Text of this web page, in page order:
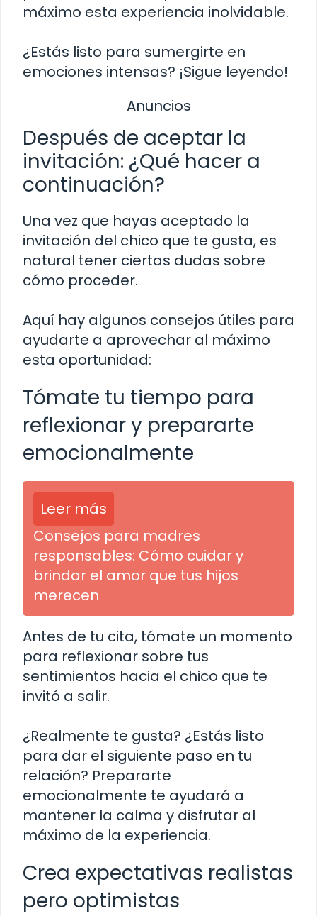
máximo esta experiencia inolvidable.
¿Estás listo para sumergirte en
emociones intensas? ¡Sigue leyendo!
Anuncios
Después de aceptar la
invitación: ¿Qué hacer a
continuación?
Una vez que hayas aceptado la
invitación del chico que te gusta, es
natural tener ciertas dudas sobre
cómo proceder.
Aquí hay algunos consejos útiles para
ayudarte a aprovechar al máximo
esta oportunidad:
Tómate tu tiempo para
reflexionar y prepararte
emocionalmente
Leer más
Consejos para madres
responsables: Cómo cuidar y
brindar el amor que tus hijos
merecen
Antes de tu cita, tómate un momento
para reflexionar sobre tus
sentimientos hacia el chico que te
invitó a salir.
¿Realmente te gusta? ¿Estás listo
para dar el siguiente paso en tu
relación? Prepararte
emocionalmente te ayudará a
mantener la calma y disfrutar al
máximo de la experiencia.
Crea expectativas realistas
pero optimistas